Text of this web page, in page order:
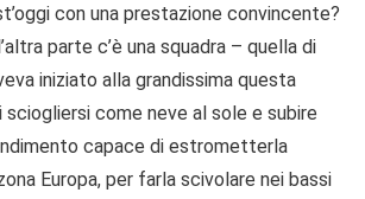
con una prestazione convincente?
parte c’è una squadra – quella di
iniziato alla grandissima questa
come neve al sole e subire
capace di estrometterla
Europa, per farla scivolare nei bassi